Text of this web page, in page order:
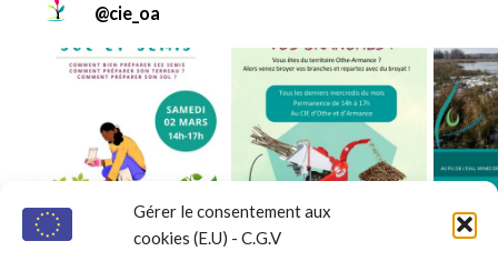
Gérer le consentement aux
cookies (E.U) - C.G.V
@cie_oa